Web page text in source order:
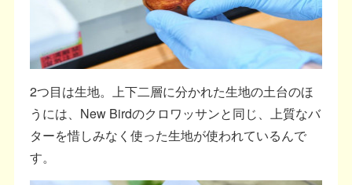
2つ目は生地。上下二層に分かれた生地の土台のほ
うには、New Birdのクロワッサンと同じ、上質なバ
ターを惜しみなく使った生地が使われているんで
す。